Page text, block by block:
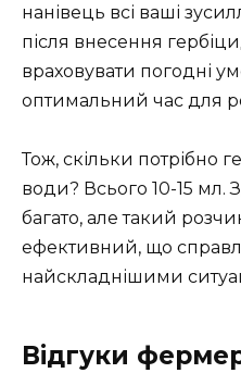
нанівець всі ваші
після внесення
враховувати погодні
оптимальний час для
Тож, скільки потрібно
води? Всього 10-15 мл.
багато, але такий
ефективний, що
найскладнішими
Відгуки